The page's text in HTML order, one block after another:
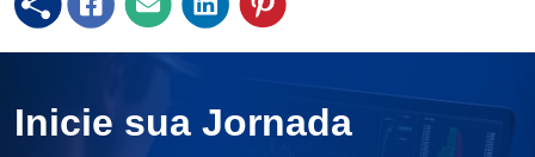
Inicie sua Jornada